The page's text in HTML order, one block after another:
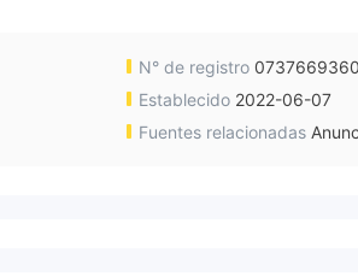
N° de registro 0737669360
Establecido 2022-06-07
Fuentes relacionadas